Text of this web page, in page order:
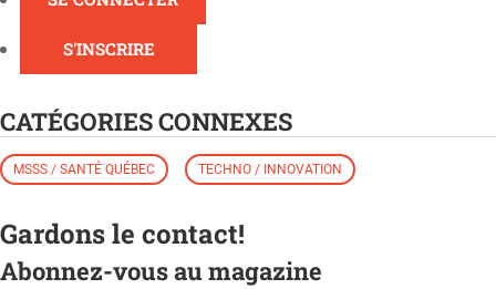
S'INSCRIRE
CATÉGORIES CONNEXES
MSSS / SANTÉ QUÉBEC TECHNO / INNOVATION
Gardons le contact!
Abonnez-vous au magazine